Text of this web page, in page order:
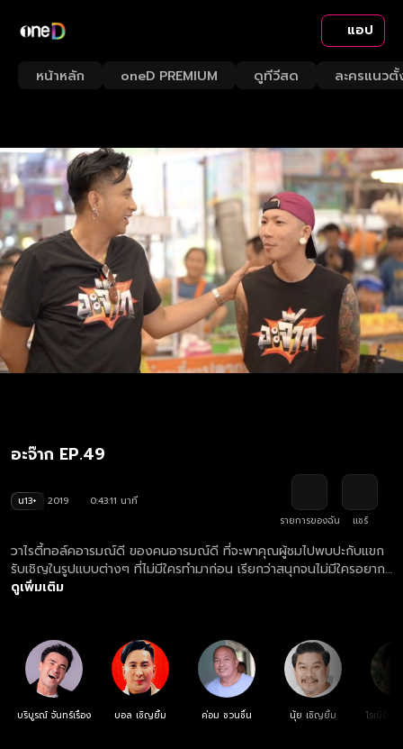
แอป
หน้าหลัก oneD PREMIUM ดูทีวีสด ละครแนวตั้
อะจ๊าก EP.49
น13+ 2019
0:43:11 นาที
รายการของฉัน
แชร์
วาไรตี้ทอล์คอารมณ์ดี ของคนอารมณ์ดี ที่จะพาคุณผู้ชมไปพบปะกับแขก
รับเชิญในรูปแบบต่างๆ ที่ไม่มีใครทำมาก่อน เรียกว่าสนุกจนไม่มีใครอยาก
เป็นแขกรับเชิญในรายการเลยทีเดียว แล้วยังมีสถานการณ์หรือภารกิจที่
แจ๊ส ชวนชื่น
ดูเพิ่มเติม
บริบูรณ์ จันทร์เรือง บอล เชิญยิ้ม ค่อม ชวนชื่น นุ้ย เชิญยิ้ม โรเบิร์ต